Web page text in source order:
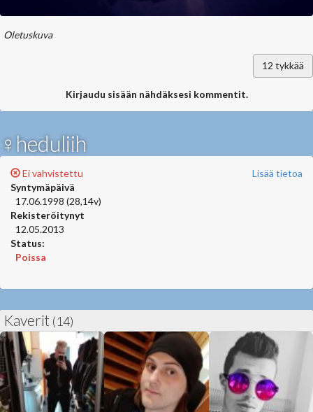
Oletuskuva
12 tykkää
Kirjaudu sisään nähdäksesi kommentit.
♀heduliih
Lisää tietoa
Ei vahvistettu
Syntymäpäivä
17.06.1998 (28,14v)
Rekisteröitynyt
12.05.2013
Status:
Poissa
Kaverit (14)